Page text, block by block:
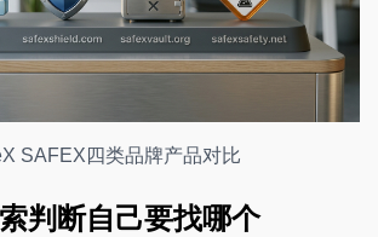
SAFEX四类品牌产品对比
判断自己要找哪个